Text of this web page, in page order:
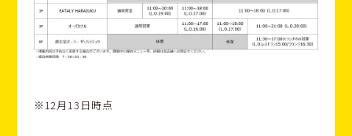
※12月13日時点